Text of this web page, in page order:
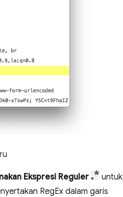
Ekspresi Reguler
untuk
RegEx dalam garis